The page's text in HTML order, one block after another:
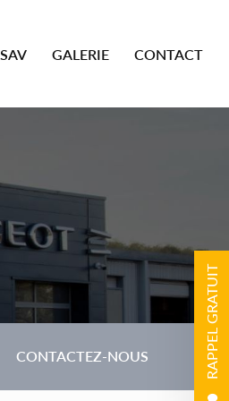
RAPPEL GRATUIT
SAV GALERIE CONTACT
CONTACTEZ-NOUS